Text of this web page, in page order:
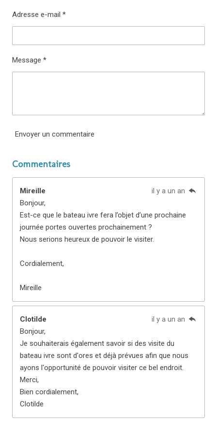
Adresse e-mail *
Message *
Envoyer un commentaire
Commentaires
Mireille
il y a un an
Bonjour,
Est-ce que le bateau ivre fera l’objet d’une prochaine
journée portes ouvertes prochainement ?
Nous serions heureux de pouvoir le visiter.
Cordialement,
Mireille
Clotilde
il y a un an
Bonjour,
Je souhaiterais également savoir si des visite du
bateau ivre sont d'ores et déjà prévues afin que nous
ayons l'opportunité de pouvoir visiter ce bel endroit.
Merci,
Bien cordialement,
Clotilde